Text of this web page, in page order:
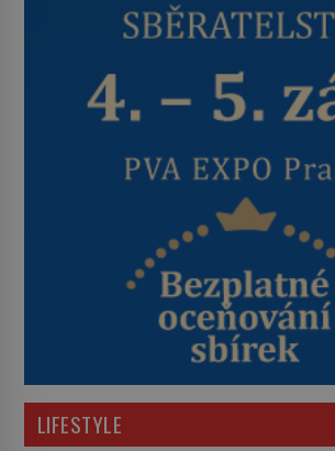
LIFESTYLE